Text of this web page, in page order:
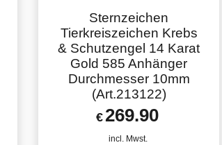
Sternzeichen
Tierkreiszeichen Krebs
& Schutzengel 14 Karat
Gold 585 Anhänger
Durchmesser 10mm
(Art.213122)
€ 269.90
incl. Mwst.